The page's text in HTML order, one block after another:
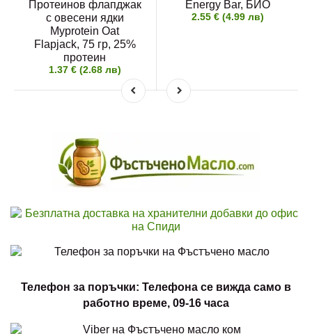
Протеинов флапджак
с овесени ядки
Myprotein Oat
Flapjack, 75 гр, 25%
протеин
1.37 € (2.68 лв)
Energy Bar, БИО
2.55 € (4.99 лв)
Телефон за поръчки: Телефона се вижда само в
работно време, 09-16 часа